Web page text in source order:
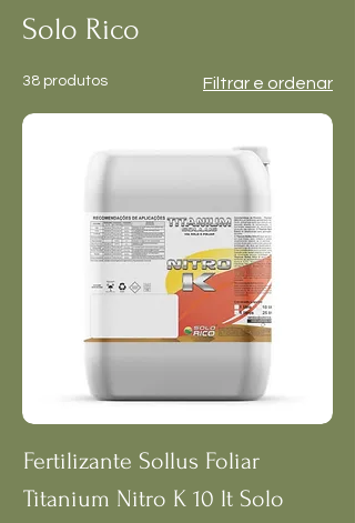
Solo Rico
38 produtos Filtrar e ordenar
Fertilizante Sollus Foliar
Titanium Nitro K 10 lt Solo